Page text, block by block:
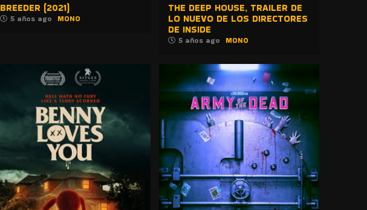
BREEDER (2021)
5 años ago MONO
THE DEEP HOUSE, TRAILER DE
LO NUEVO DE LOS DIRECTORES
DE INSIDE
5 años ago MONO